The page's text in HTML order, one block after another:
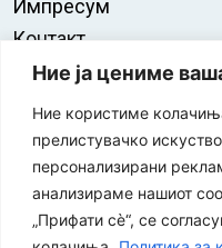
Ние ја цениме
Ние користиме
прелистувачко
персонализирани
анализираме нашиот
„Прифати сè“, се
Импресум
Контакт
Правила на користење